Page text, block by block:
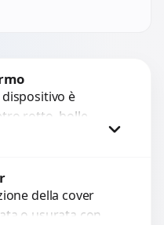
è
rotto, bolle,
o pixel morti?
era: 195,00 €.
attuale è: 165,00 €.
della cover
o usurata con